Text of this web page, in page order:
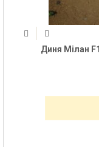
Диня Мілан